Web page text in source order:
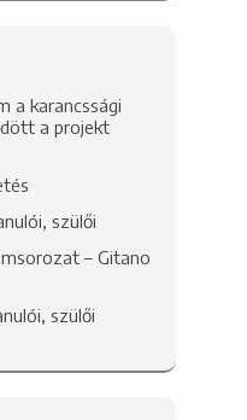
a karancssági
a projekt
szülői
– Gitano
szülői